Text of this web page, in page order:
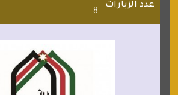
عدد الزيارات
8